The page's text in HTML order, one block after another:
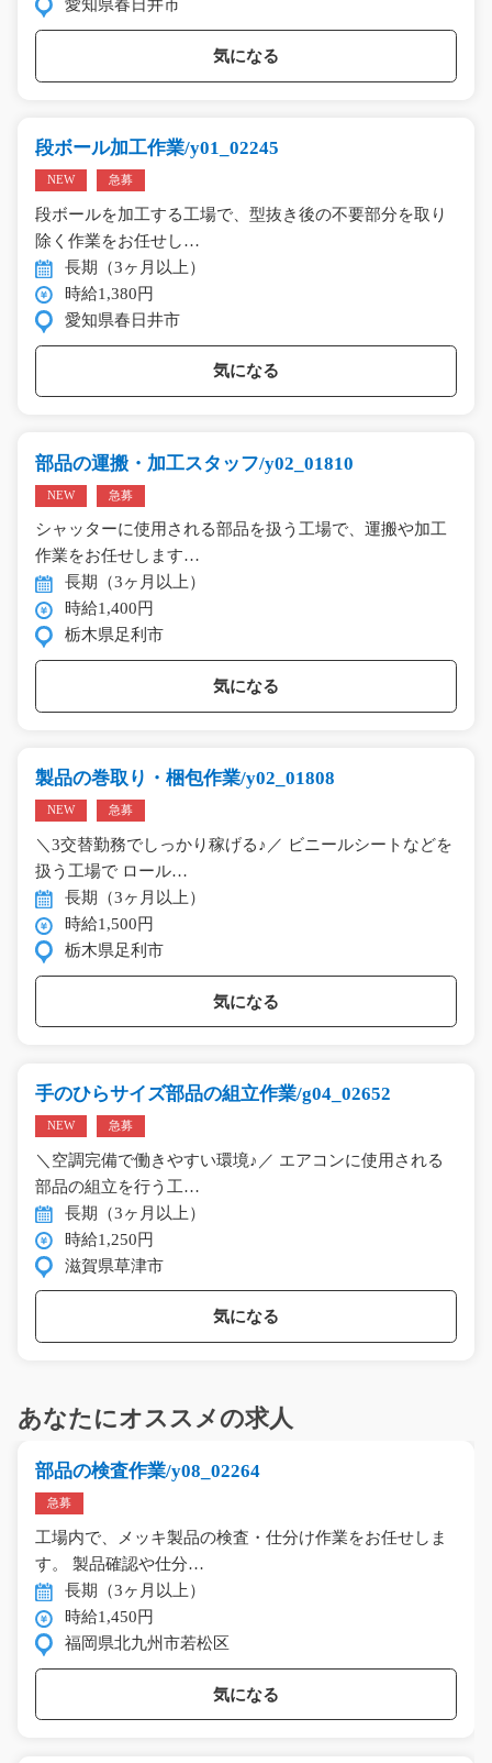
愛知県春日井市
気になる
段ボール加工作業/y01_02245
NEW 急募
段ボールを加工する工場で、型抜き後の不要部分を取り
除く作業をお任せし…
長期（3ヶ月以上）
時給1,380円
愛知県春日井市
気になる
部品の運搬・加工スタッフ/y02_01810
NEW 急募
シャッターに使用される部品を扱う工場で、運搬や加工
作業をお任せします…
長期（3ヶ月以上）
時給1,400円
栃木県足利市
気になる
製品の巻取り・梱包作業/y02_01808
NEW 急募
＼3交替勤務でしっかり稼げる♪／ ビニールシートなどを
扱う工場で ロール…
長期（3ヶ月以上）
時給1,500円
栃木県足利市
気になる
手のひらサイズ部品の組立作業/g04_02652
NEW 急募
＼空調完備で働きやすい環境♪／ エアコンに使用される
部品の組立を行う工…
長期（3ヶ月以上）
時給1,250円
滋賀県草津市
気になる
あなたにオススメの求人
部品の検査作業/y08_02264
急募
工場内で、メッキ製品の検査・仕分け作業をお任せしま
す。 製品確認や仕分…
長期（3ヶ月以上）
時給1,450円
福岡県北九州市若松区
気になる